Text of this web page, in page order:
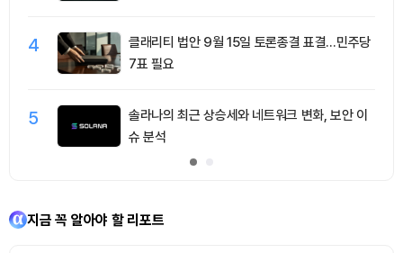
4
클래리티 법안 9월 15일 토론종결 표결…민주당
7표 필요
5
솔라나의 최근 상승세와 네트워크 변화, 보안 이
슈 분석
지금 꼭 알아야 할 리포트